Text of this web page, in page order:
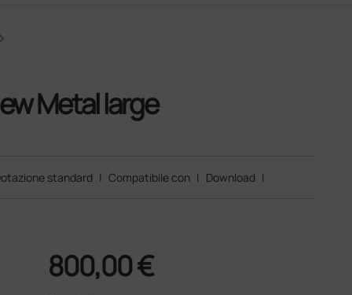
Metal large
standard | Compatibile con | Download |
800,00 €